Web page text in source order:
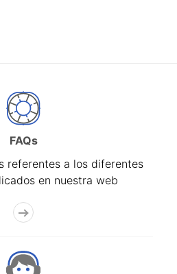
FAQs
referentes a los diferentes
en nuestra web